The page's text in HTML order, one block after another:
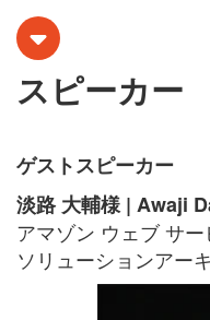
スピーカー
ゲストスピーカー
淡路 大輔様 | Awaji
アマゾン ウェブ サ
ソリューションアー